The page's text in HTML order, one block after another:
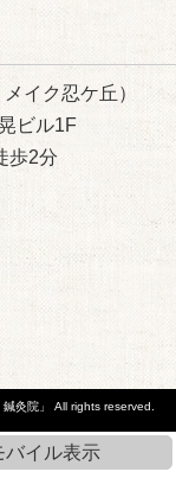
イク忍ケ丘）
ビル1F
歩2分
灸院」 All rights reserved.
バイル表示